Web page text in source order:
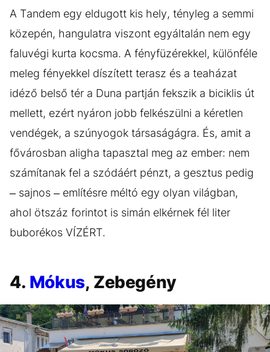
A Tandem egy eldugott kis hely, tényleg a semmi
közepén, hangulatra viszont egyáltalán nem egy
faluvégi kurta kocsma. A fényfüzérekkel, különféle
meleg fényekkel díszített terasz és a teaházat
idéző belső tér a Duna partján fekszik a biciklis út
mellett, ezért nyáron jobb felkészülni a kéretlen
vendégek, a szúnyogok társaságágra. És, amit a
fővárosban aligha tapasztal meg az ember: nem
számítanak fel a szódáért pénzt, a gesztus pedig
– sajnos – említésre méltó egy olyan világban,
ahol ötszáz forintot is simán elkérnek fél liter
buborékos VÍZÉRT.
4. Mókus, Zebegény